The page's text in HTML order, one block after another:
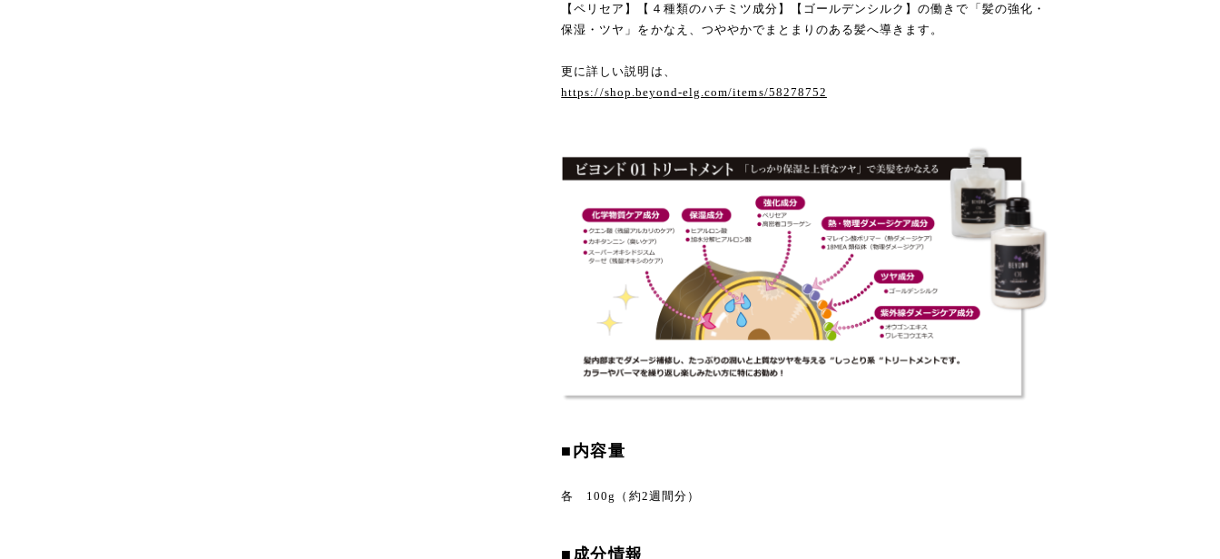
【ペリセア】【４種類のハチミツ成分】【ゴールデンシルク】の働きで「髪の強化・
保湿・ツヤ」をかなえ、つややかでまとまりのある髪へ導きます。
更に詳しい説明は、
https://shop.beyond-elg.com/items/58278752
■内容量
各 100g（約2週間分）
■成分情報